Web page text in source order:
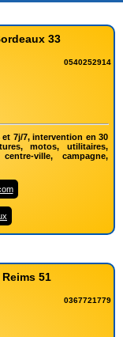
33
0540252914
7j/7, intervention en 30
motos, utilitaires,
ville, campagne,
51
0367721779